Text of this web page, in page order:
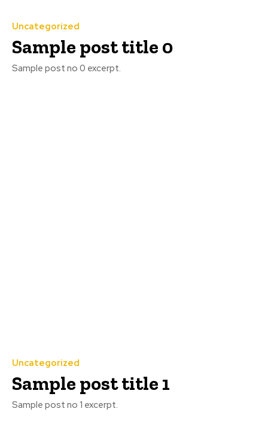
Uncategorized
Sample post title 0
Sample post no 0 excerpt.
Uncategorized
Sample post title 1
Sample post no 1 excerpt.